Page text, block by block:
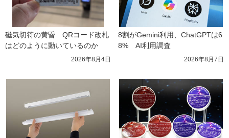
磁気切符の黄昏　QRコード改札
はどのように動いているのか
2026年8月4日
8割がGemini利用、ChatGPTは6
8%　AI利用調査
2026年8月7日